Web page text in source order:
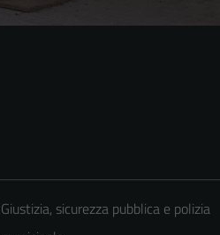
Giustizia, sicurezza pubblica e polizia